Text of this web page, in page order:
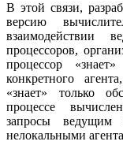
В этой связи,
версию
взаимодействии
процессоров,
процессор
конкретного
«знает» только
процессе
запросы ведущим
нелокальными